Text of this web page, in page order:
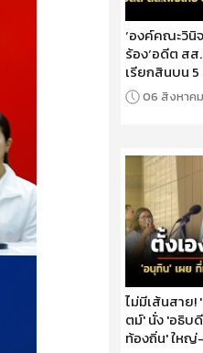
‘องค์คณะวินิ
ร้อง‘อดีต ส
เรียกสินบน
06 สิงหาค
ไม่มีเส้นสาย!
ตม์' นั่ง 'อธิบ
ท้องถิ่น' ใหญ่